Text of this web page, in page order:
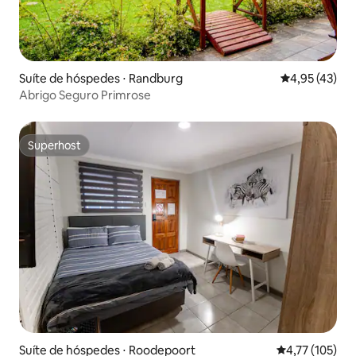
Suíte de hóspedes ⋅ Randburg 4,95 de uma
4,95 (43)
Abrigo Seguro Primrose
Superhost
Superhost
Suíte de hóspedes ⋅ Roodepoort 4,77 de uma
4,77 (105)